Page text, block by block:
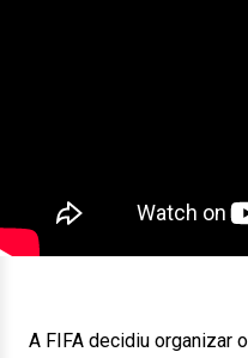
A FIFA decidiu organizar